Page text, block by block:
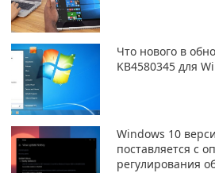
Что нового в
KB4580345 для
Windows 10
поставляется с
регулирования